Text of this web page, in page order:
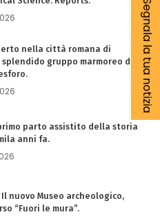
nella città romana di
splendido gruppo marmoreo di
primo parto assistito della storia
anni fa.
Il nuovo Museo archeologico,
“Fuori le mura”.
Segnala la tua notizia